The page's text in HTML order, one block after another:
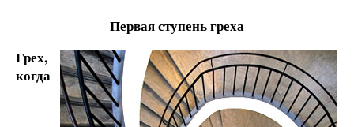
Первая ступень греха
Грех,
когда